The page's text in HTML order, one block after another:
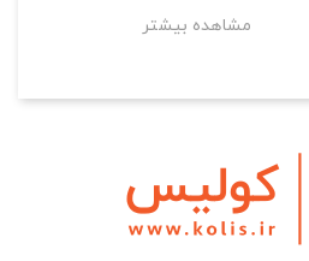
مشاهده بیشتر